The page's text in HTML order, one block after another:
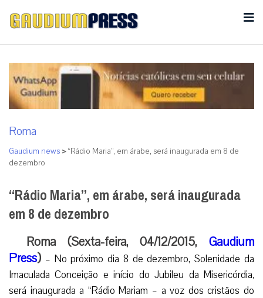
Roma
Gaudium news >“Rádio Maria”, em árabe, será inaugurada em 8 de
dezembro
“Rádio Maria”, em árabe, será inaugurada
em 8 de dezembro
Roma (Sexta-feira, 04/12/2015, Gaudium
Press) – No próximo dia 8 de dezembro, Solenidade da
Imaculada Conceição e início do Jubileu da Misericórdia,
será inaugurada a “Rádio Mariam – a voz dos cristãos do